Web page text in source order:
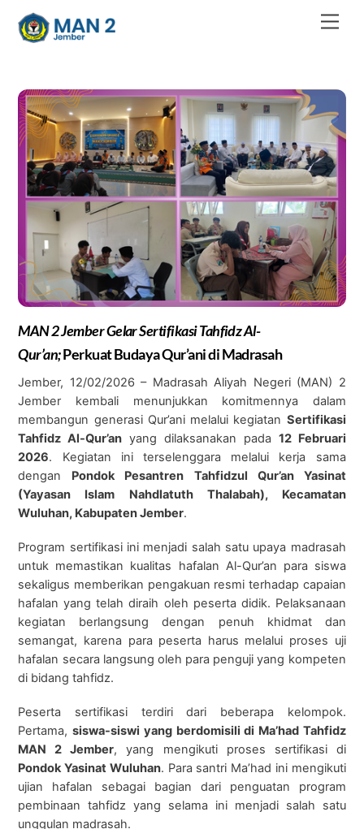
content
MAN 2 Jember Gelar Sertifikasi Tahfidz Al-
Qur’an;Perkuat Budaya Qur’ani di Madrasah
Jember, 12/02/2026 – Madrasah Aliyah Negeri (MAN) 2
Jember kembali menunjukkan komitmennya dalam
membangun generasi Qur’ani melalui kegiatan Sertifikasi
Tahfidz Al-Qur’an yang dilaksanakan pada 12 Februari
2026. Kegiatan ini terselenggara melalui kerja sama
dengan Pondok Pesantren Tahfidzul Qur’an Yasinat
(Yayasan Islam Nahdlatuth Thalabah), Kecamatan
Wuluhan, Kabupaten Jember.
Program sertifikasi ini menjadi salah satu upaya madrasah
untuk memastikan kualitas hafalan Al-Qur’an para siswa
sekaligus memberikan pengakuan resmi terhadap capaian
hafalan yang telah diraih oleh peserta didik. Pelaksanaan
kegiatan berlangsung dengan penuh khidmat dan
semangat, karena para peserta harus melalui proses uji
hafalan secara langsung oleh para penguji yang kompeten
di bidang tahfidz.
Peserta sertifikasi terdiri dari beberapa kelompok.
Pertama,siswa-siswi yang berdomisili di Ma’had Tahfidz
MAN 2 Jember, yang mengikuti proses sertifikasi di
Pondok Yasinat Wuluhan. Para santri Ma’had ini mengikuti
ujian hafalan sebagai bagian dari penguatan program
pembinaan tahfidz yang selama ini menjadi salah satu
unggulan madrasah.